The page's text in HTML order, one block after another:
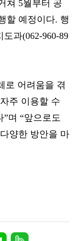
쳐 5월부터 공
할 예정이다. 행
과(062-960-89
로 어려움을 겪
주 이용할 수
며 “앞으로도
양한 방안을 마